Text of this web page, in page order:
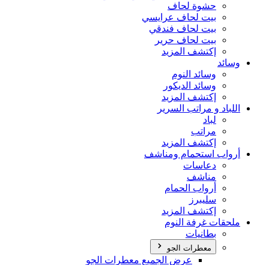
حشوة لحاف
بيت لحاف عرايسي
بيت لحاف فندقي
بيت لحاف حرير
إكتشف المزيد
وسائد
وسائد النوم
وسائد الديكور
إكتشف المزيد
اللباد و مراتب السرير
لباد
مراتب
إكتشف المزيد
أرواب استحمام ومناشف
دعاسات
مناشف
أرواب الحمام
سليبرز
إكتشف المزيد
ملحقات غرفة النوم
بطانيات
معطرات الجو
عرض الجميع معطرات الجو